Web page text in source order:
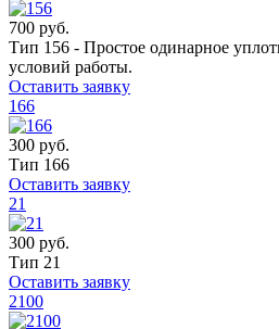
700 руб.
Тип 156 - Простое одинарное
условий работы.
Оставить заявку
166
300 руб.
Тип 166
Оставить заявку
21
300 руб.
Тип 21
Оставить заявку
2100